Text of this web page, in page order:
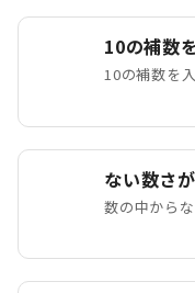
10の補数
10の補数を
ない数さ
数の中から